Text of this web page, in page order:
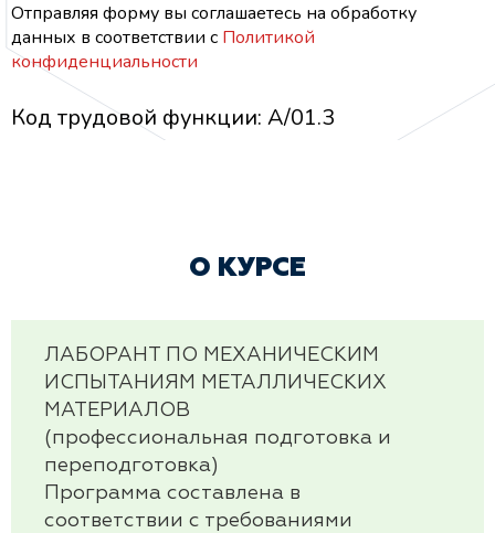
Отправляя форму вы соглашаетесь на обработку
данных в соответствии с Политикой
конфиденциальности
Код трудовой функции: А/01.3
О КУРСЕ
ЛАБОРАНТ ПО МЕХАНИЧЕСКИМ
ИСПЫТАНИЯМ МЕТАЛЛИЧЕСКИХ
МАТЕРИАЛОВ
(профессиональная подготовка и
переподготовка)
Программа составлена в
соответствии с требованиями